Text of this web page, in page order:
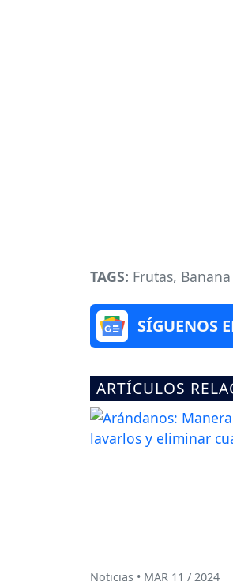
TAGS: Frutas, Banana
SÍGUENOS
ARTÍCULOS
Noticias • MAR 11 / 2024